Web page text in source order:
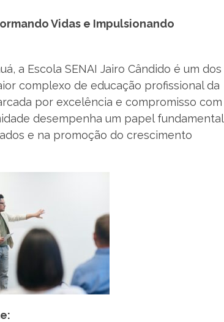
Vidas e Impulsionando
a Escola SENAI Jairo Cândido é um dos
complexo de educação profissional da
por excelência e compromisso com
desempenha um papel fundamental
e na promoção do crescimento